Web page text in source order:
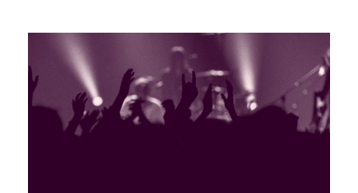
Chèque-concert